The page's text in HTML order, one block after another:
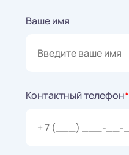
Ваше имя
Контактный телефон*